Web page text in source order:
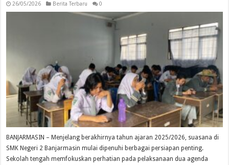
26/05/2026 Berita Terbaru 0
BANJARMASIN – Menjelang berakhirnya tahun ajaran 2025/2026, suasana di
SMK Negeri 2 Banjarmasin mulai dipenuhi berbagai persiapan penting.
Sekolah tengah memfokuskan perhatian pada pelaksanaan dua agenda